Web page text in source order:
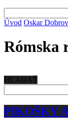
Úvod Oskar
Rómska
HĽADAŤ
PIKOŠKY